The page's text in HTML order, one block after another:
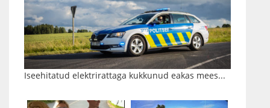
Iseehitatud elektrirattaga kukkunud eakas mees...